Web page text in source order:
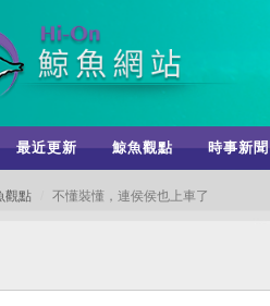
最近更新 鯨魚觀點 時事新聞
觀點 不懂裝懂，連侯侯也上車了